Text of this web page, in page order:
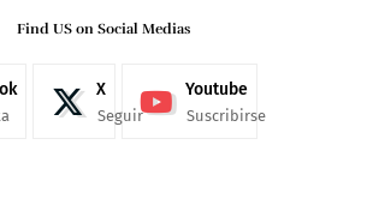
Find US on Social Medias
X
Seguir
Youtube
Suscribirse